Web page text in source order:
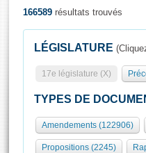
Présidence
577 députés
Groupes politiques
Séance publique
Commissions et
Europe et
Rôle et pouvoirs de
Organisation de
Présidence Conférence
Visiter l'Assemblée
Visite virtuelle du
Assister à une séance
166589 résultats trouvés
LÉGISLATURE
17e législature (X)
TYPES DE
Amendements (122906)
Propositions (2245)